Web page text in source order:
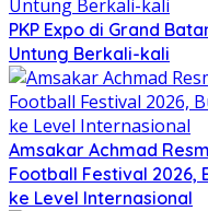
PKP Expo di Grand
Untung Berkali-kali
Amsakar Achmad
Football Festival 2026,
ke Level Internasional